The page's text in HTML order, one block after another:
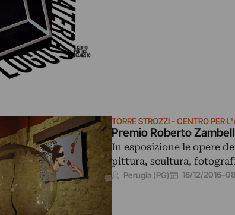
TORRE STROZZI - CENTRO PER
Premio Roberto
In esposizione le opere
pittura, scultura,
Perugia (PG) 18/12/2016–